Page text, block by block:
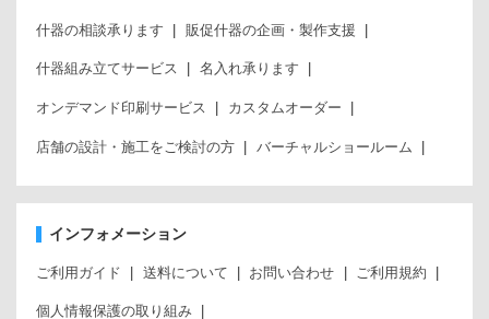
什器の相談承ります 販促什器の企画・製作支援
什器組み立てサービス 名入れ承ります
オンデマンド印刷サービス カスタムオーダー
店舗の設計・施工をご検討の方 バーチャルショールーム
インフォメーション
ご利用ガイド 送料について お問い合わせ ご利用規約
個人情報保護の取り組み